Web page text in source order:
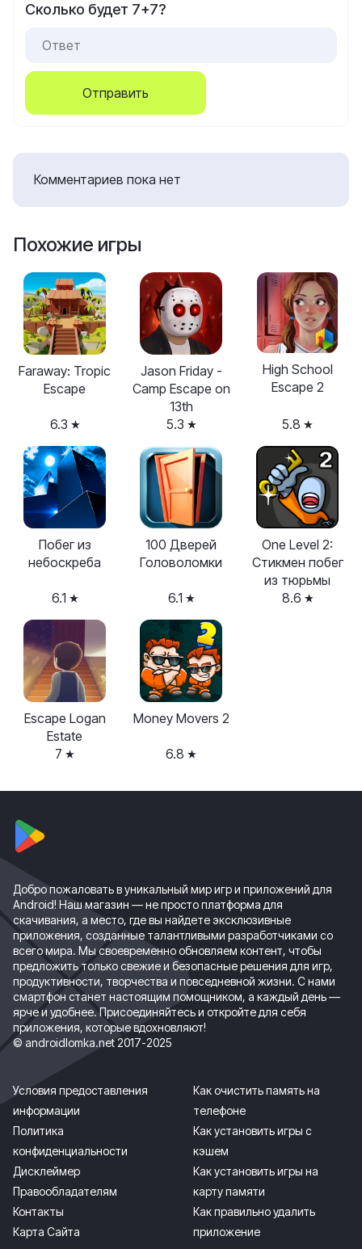
Сколько будет 7+7?
Отправить
Комментариев пока нет
Похожие игры
Faraway: Tropic
Escape
6.3
Jason Friday -
Camp Escape on
13th
5.3
High School
Escape 2
5.8
Побег из
небоскреба
6.1
100 Дверей
Головоломки
6.1
One Level 2:
Стикмен побег
из тюрьмы
8.6
Escape Logan
Estate
7
Money Movers 2
6.8
Добро пожаловать в уникальный мир игр и приложений для
Android! Наш магазин — не просто платформа для
скачивания, а место, где вы найдете эксклюзивные
приложения, созданные талантливыми разработчиками со
всего мира. Мы своевременно обновляем контент, чтобы
предложить только свежие и безопасные решения для игр,
продуктивности, творчества и повседневной жизни. С нами
смартфон станет настоящим помощником, а каждый день —
ярче и удобнее. Присоединяйтесь и откройте для себя
приложения, которые вдохновляют!
© androidlomka.net 2017-2025
Условия предоставления
информации
Политика
конфиденциальности
Дисклеймер
Правообладателям
Контакты
Карта Сайта
Как очистить память на
телефоне
Как установить игры с
кэшем
Как установить игры на
карту памяти
Как правильно удалить
приложение